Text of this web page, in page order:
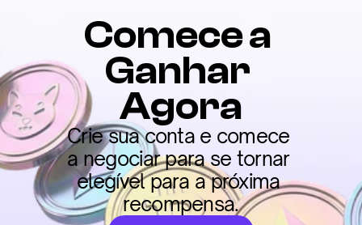
Comece a
Ganhar
Agora
Crie sua conta e comece
a negociar para se tornar
elegível para a próxima
recompensa.